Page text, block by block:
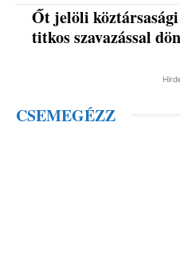
Őt jelöli
titkos szavazással
CSEMEGÉZZ